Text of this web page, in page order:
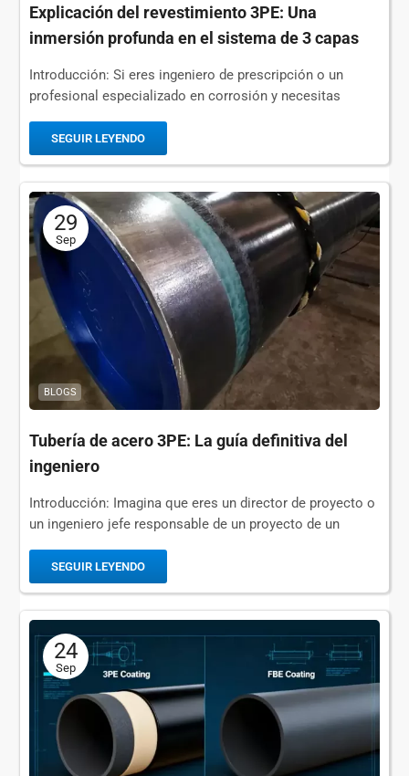
Explicación del revestimiento 3PE: Una
inmersión profunda en el sistema de 3 capas
Introducción: Si eres ingeniero de prescripción o un
profesional especializado en corrosión y necesitas
“recubrimiento 3PE” es lo que...
SEGUIR LEYENDO
29
Sep
BLOGS
Tubería de acero 3PE: La guía definitiva del
ingeniero
Introducción: Imagina que eres un director de proyecto o
un ingeniero jefe responsable de un proyecto de un
obstáculo técnico es que el medio es...
SEGUIR LEYENDO
24
Sep